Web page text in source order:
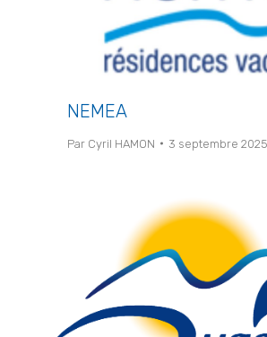
NEMEA
Par Cyril HAMON 3 septembre 2025